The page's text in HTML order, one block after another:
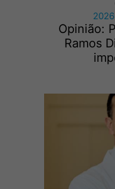
Opinião:
Ramos